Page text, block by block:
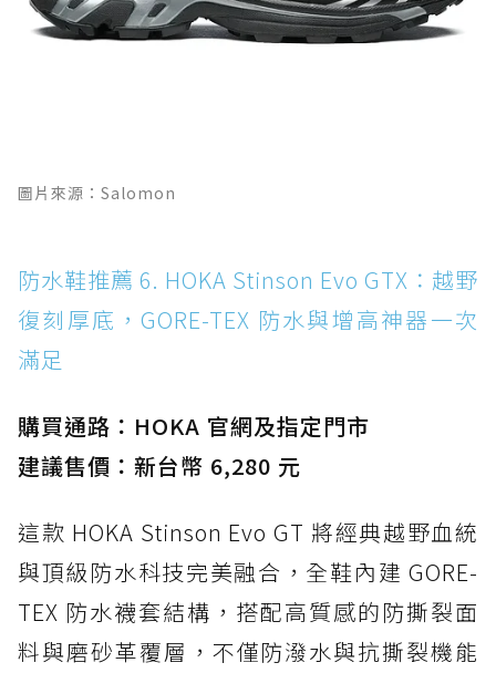
圖片來源：Salomon
防水鞋推薦 6. HOKA Stinson Evo GTX：越野
復刻厚底，GORE-TEX 防水與增高神器一次
滿足
購買通路：HOKA 官網及指定門市
建議售價：新台幣 6,280 元
這款 HOKA Stinson Evo GT 將經典越野血統
與頂級防水科技完美融合，全鞋內建 GORE-
TEX 防水襪套結構，搭配高質感的防撕裂面
料與磨砂革覆層，不僅防潑水與抗撕裂機能